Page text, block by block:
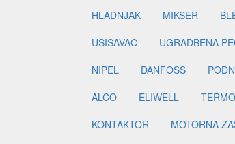
HLADNJAK
MIKSER
USISAVAČ
UGRADBENA
NIPEL
DANFOSS
ALCO
ELIWELL
KONTAKTOR
MOTORNA